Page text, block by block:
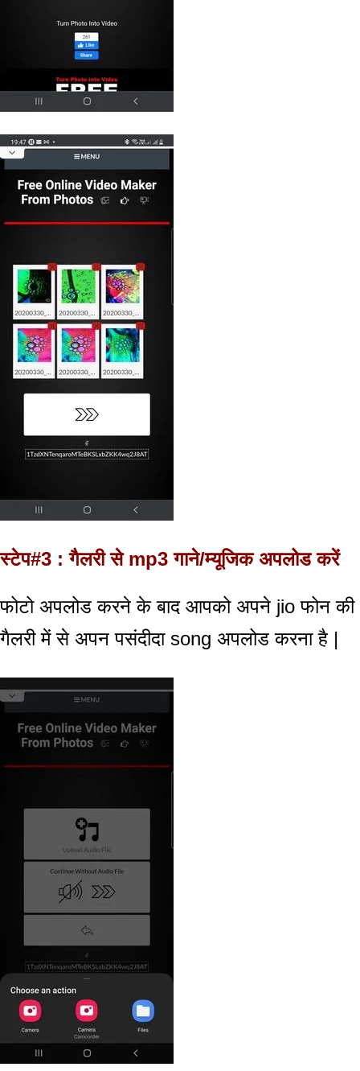
स्टेप#3 : गैलरी से mp3 गाने/म्यूजिक अपलोड करें
फोटो अपलोड करने के बाद आपको अपने jio फोन की
गैलरी में से अपन पसंदीदा song अपलोड करना है |